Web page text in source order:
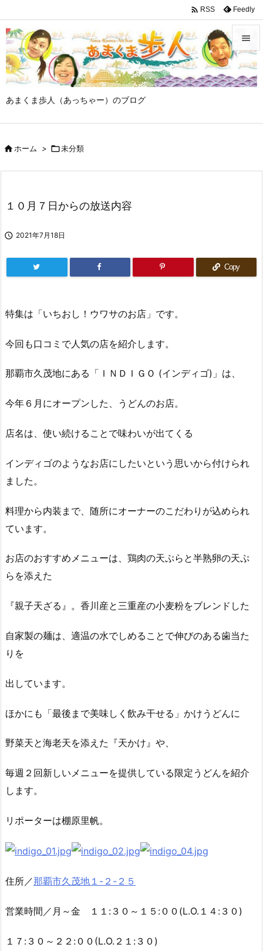
あまくま歩人（あっちゃー）のブログ


メニュ

 RSS Feedly
ホーム > 未分類
１０月７日からの放送内容
 2021年7月18日
Copy
特集は「いちおし！ウワサのお店」です。
今回も口コミで人気の店を紹介します。
那覇市久茂地にある「ＩＮＤＩＧＯ (インディゴ)」は、
今年６月にオープンした、うどんのお店。
店名は、使い続けることで味わいが出てくる
インディゴのようなお店にしたいという思いから付けられ
ました。
料理から内装まで、随所にオーナーのこだわりが込められ
ています。
お店のおすすめメニューは、鶏肉の天ぷらと半熟卵の天ぷ
らを添えた
『親子天ざる』。香川産と三重産の小麦粉をブレンドした
自家製の麺は、適温の水でしめることで伸びのある歯当た
りを
出しています。
ほかにも「最後まで美味しく飲み干せる」かけうどんに
野菜天と海老天を添えた『天かけ』や、
毎週２回新しいメニューを提供している限定うどんを紹介
します。
リポーターは棚原里帆。
住所／那覇市久茂地１-２-２５
営業時間／月～金 １１:３０～１５:００(L.O.１４:３０)
１７:３０～２２:００(L.O.２１:３０)